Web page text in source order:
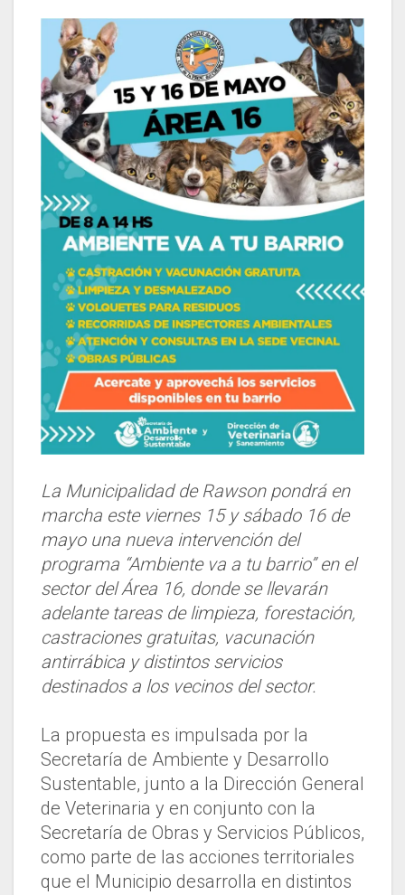
La Municipalidad de Rawson pondrá en
marcha este viernes 15 y sábado 16 de
mayo una nueva intervención del
programa “Ambiente va a tu barrio” en el
sector del Área 16, donde se llevarán
adelante tareas de limpieza, forestación,
castraciones gratuitas, vacunación
antirrábica y distintos servicios
destinados a los vecinos del sector.
La propuesta es impulsada por la
Secretaría de Ambiente y Desarrollo
Sustentable, junto a la Dirección General
de Veterinaria y en conjunto con la
Secretaría de Obras y Servicios Públicos,
como parte de las acciones territoriales
que el Municipio desarrolla en distintos